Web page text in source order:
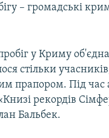
– громадські
у Криму
стільки
прапором. Під час
рекордів
Бальбек.